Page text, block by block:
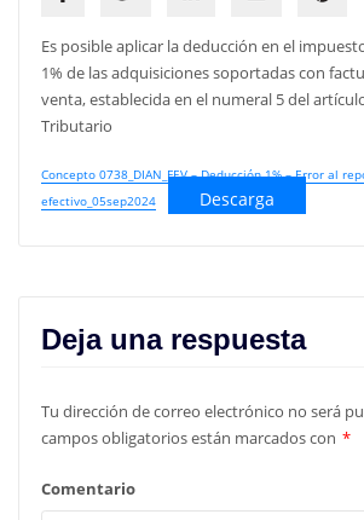
Es posible aplicar la deducción en el
1% de las adquisiciones soportadas con
venta, establecida en el numeral 5 del
Tributario
Concepto 0738_DIAN_FEV – Deducción 1% – Error al
efectivo_05sep2024
Descarga
Deja una respuesta
Tu dirección de correo electrónico no será
campos obligatorios están marcados con *
Comentario